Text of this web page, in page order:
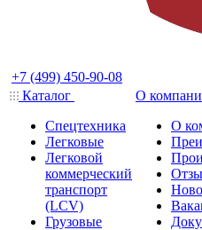
+7 (499) 450-90-08
Каталог
Спецтехника
Легковые
Легковой
коммерческий
транспорт
(LCV)
Грузовые
О
О